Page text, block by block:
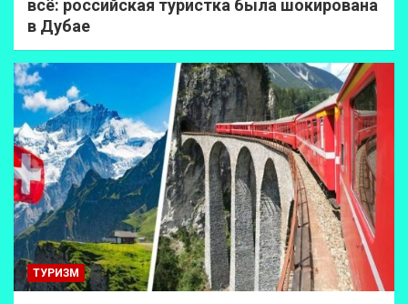
всё: российская туристка была шокирована
в Дубае
ТУРИЗМ